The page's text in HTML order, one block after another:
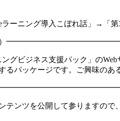
ラーニング導入こぼれ話」→「第
記）
グビジネス支援パック」の
るパッケージです。ご興味のあ
テンツを公開して参りますので